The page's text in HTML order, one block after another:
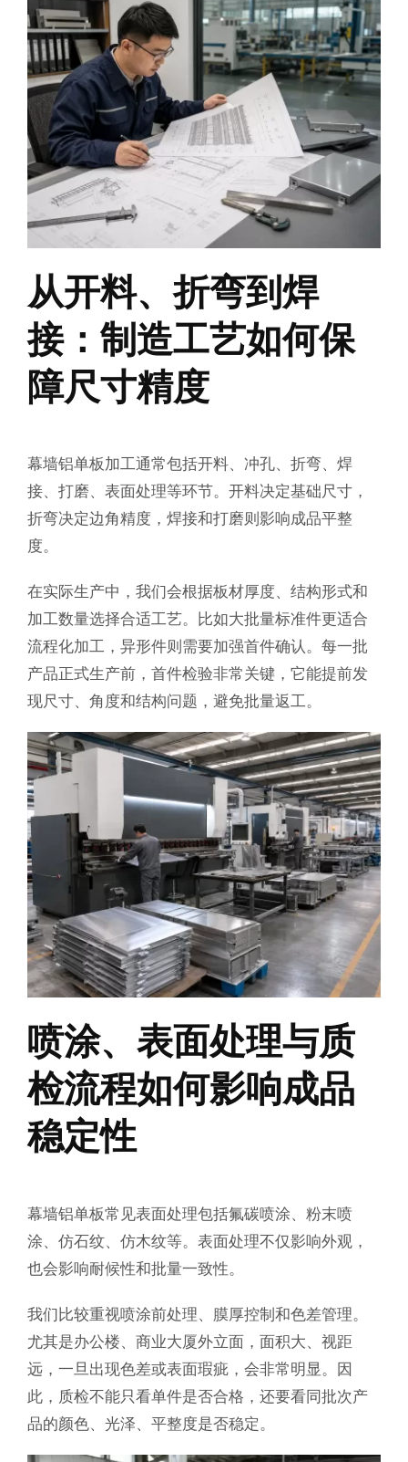
从开料、折弯到焊
接：制造工艺如何保
障尺寸精度
幕墙铝单板加工通常包括开料、冲孔、折弯、焊
接、打磨、表面处理等环节。开料决定基础尺寸，
折弯决定边角精度，焊接和打磨则影响成品平整
度。
在实际生产中，我们会根据板材厚度、结构形式和
加工数量选择合适工艺。比如大批量标准件更适合
流程化加工，异形件则需要加强首件确认。每一批
产品正式生产前，首件检验非常关键，它能提前发
现尺寸、角度和结构问题，避免批量返工。
喷涂、表面处理与质
检流程如何影响成品
稳定性
幕墙铝单板常见表面处理包括氟碳喷涂、粉末喷
涂、仿石纹、仿木纹等。表面处理不仅影响外观，
也会影响耐候性和批量一致性。
我们比较重视喷涂前处理、膜厚控制和色差管理。
尤其是办公楼、商业大厦外立面，面积大、视距
远，一旦出现色差或表面瑕疵，会非常明显。因
此，质检不能只看单件是否合格，还要看同批次产
品的颜色、光泽、平整度是否稳定。